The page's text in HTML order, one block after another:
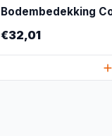
Bodembedekking
€32,01